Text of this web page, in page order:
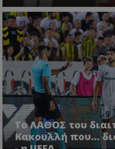
Το ΛΑΘΟΣ του
Κακουλλή που...